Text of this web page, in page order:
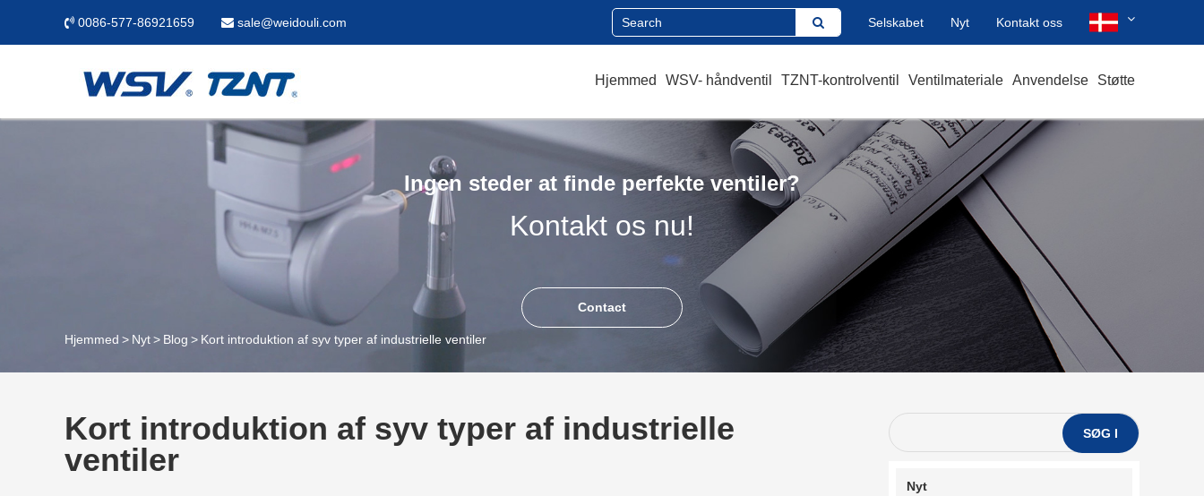
0086-577-86921659 sale@weidouli.com Selskabet Nyt Kontakt oss
Hjemmed WSV- håndventil TZNT-kontrolventil Ventilmateriale Anvendelse Støtte
Ingen steder at finde perfekte ventiler?
Kontakt os nu!
Contact
Hjemmed Nyt Blog Kort introduktion af syv typer af industrielle ventiler
Kort introduktion af syv typer af industrielle
ventiler
SØG I
Nyt